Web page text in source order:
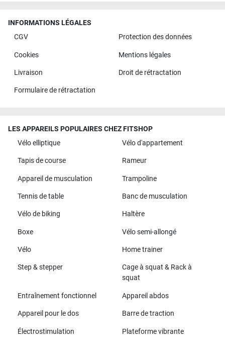
INFORMATIONS LÉGALES
CGV
Protection des données
Cookies Mentions légales
Livraison Droit de rétractation
Formulaire de rétractation
LES APPAREILS POPULAIRES CHEZ FITSHOP
Vélo elliptique
Vélo d'appartement
Tapis de course Rameur
Appareil de musculation Trampoline
Tennis de table Banc de musculation
Vélo de biking Haltère
Boxe Vélo semi-allongé
Vélo Home trainer
Step & stepper
Cage à squat & Rack à
squat
Entraînement fonctionnel Appareil abdos
Appareil pour le dos Barre de traction
Électrostimulation Plateforme vibrante